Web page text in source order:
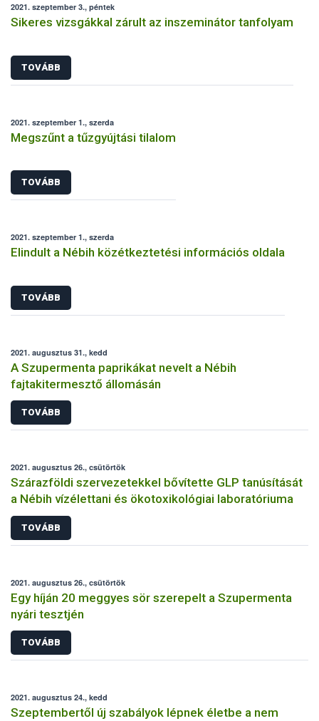
2021. szeptember 3., péntek
Sikeres vizsgákkal zárult az inszeminátor tanfolyam
TOVÁBB
2021. szeptember 1., szerda
Megszűnt a tűzgyújtási tilalom
TOVÁBB
2021. szeptember 1., szerda
Elindult a Nébih közétkeztetési információs oldala
TOVÁBB
2021. augusztus 31., kedd
A Szupermenta paprikákat nevelt a Nébih
fajtakitermesztő állomásán
TOVÁBB
2021. augusztus 26., csütörtök
Szárazföldi szervezetekkel bővítette GLP tanúsítását
a Nébih vízélettani és ökotoxikológiai laboratóriuma
TOVÁBB
2021. augusztus 26., csütörtök
Egy híján 20 meggyes sör szerepelt a Szupermenta
nyári tesztjén
TOVÁBB
2021. augusztus 24., kedd
Szeptembertől új szabályok lépnek életbe a nem